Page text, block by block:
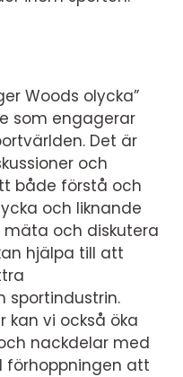
Woods olycka”
som engagerar
Det är
och
både förstå och
och liknande
och diskutera
hjälpa till att
sportindustrin.
kan vi också öka
nackdelar med
förhoppningen att